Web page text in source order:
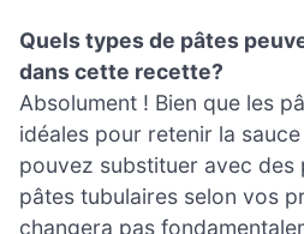
Quels types de pâtes
dans cette recette?
Absolument ! Bien que les
idéales pour retenir la
pouvez substituer avec des
pâtes tubulaires selon vos
changera pas